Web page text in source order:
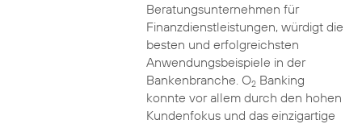
Beratungsunternehmen für
Finanzdienstleistungen, würdigt die
besten und erfolgreichsten
Anwendungsbeispiele in der
Bankenbranche. O2Banking
konnte vor allem durch den hohen
Kundenfokus und das einzigartige